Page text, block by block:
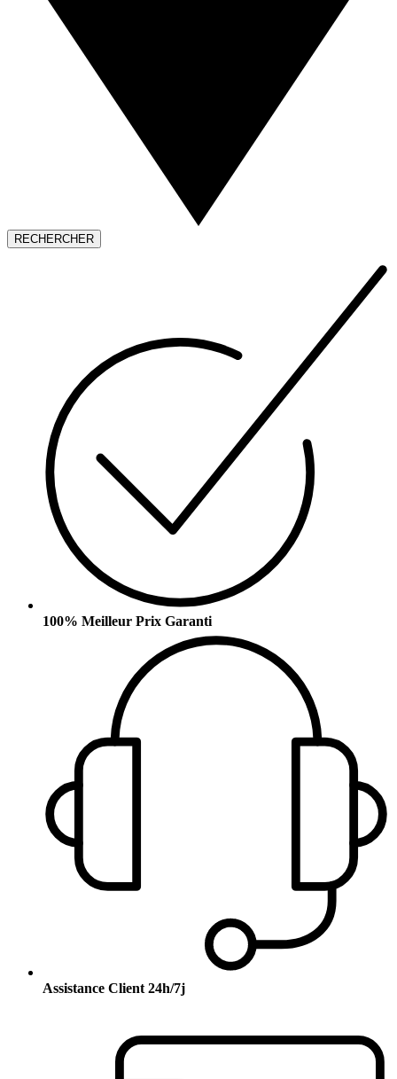
RECHERCHER
100% Meilleur Prix Garanti
Assistance Client 24h/7j